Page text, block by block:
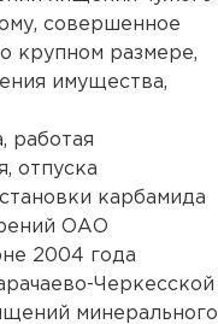
совершенное
крупном размере,
имущества,
работая
отпуска
карбамида
ОАО
2004 года
Черкесской
минерального